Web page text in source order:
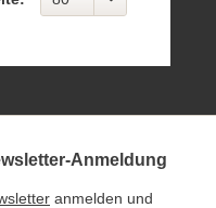
Anmeldung
anmelden und